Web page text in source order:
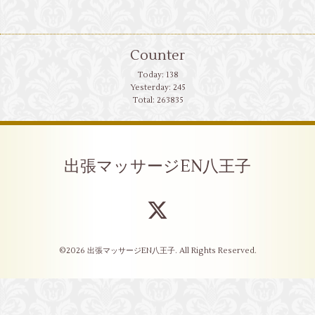
Counter
Today: 138
Yesterday: 245
Total: 263835
出張マッサージEN八王子
©2026 出張マッサージEN八王子. All Rights Reserved.